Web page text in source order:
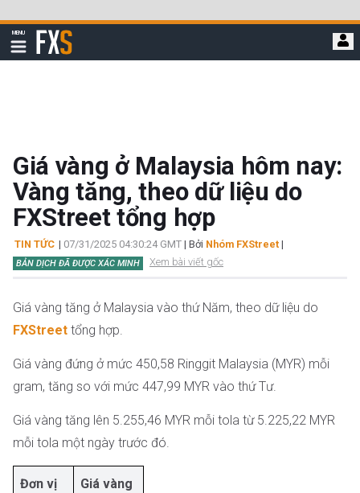
qua
đi
MENU
Hiển
thị
FXStreet
Giá vàng ở Malaysia hôm nay:
Vàng tăng, theo dữ liệu do
FXStreet tổng hợp
TIN TỨC | 07/31/2025 04:30:24 GMT | Bởi Nhóm FXStreet |
BẢN DỊCH ĐÃ ĐƯỢC XÁC MINH Xem bài viết gốc
Giá vàng tăng ở Malaysia vào thứ Năm, theo dữ liệu do
FXStreet tổng hợp.
Giá vàng đứng ở mức 450,58 Ringgit Malaysia (MYR) mỗi
gram, tăng so với mức 447,99 MYR vào thứ Tư.
Giá vàng tăng lên 5.255,46 MYR mỗi tola từ 5.225,22 MYR
mỗi tola một ngày trước đó.
Đơn vị
Giá vàng